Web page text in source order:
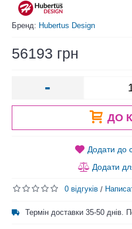
Бренд: Hubertus Design
56193 грн
-
ДО
Додати до
Додати
0 відгуків /
Термін доставки 35-50 днів.